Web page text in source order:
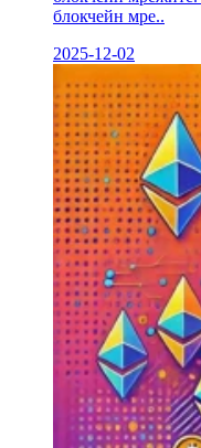
блокчейн мре..
2025-12-02